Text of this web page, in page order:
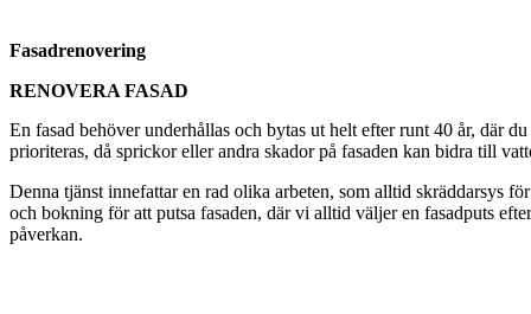
Fasadrenovering
RENOVERA FASAD
En fasad behöver underhållas och bytas ut helt efter runt 40 år, där
prioriteras, då sprickor eller andra skador på fasaden kan bidra till
Denna tjänst innefattar en rad olika arbeten, som alltid skräddarsys
och bokning för att putsa fasaden, där vi alltid väljer en fasadputs
påverkan.